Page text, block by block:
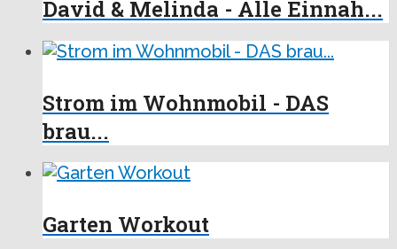
David & Melinda - Alle Einnah...
Strom im Wohnmobil - DAS
brau...
Garten Workout